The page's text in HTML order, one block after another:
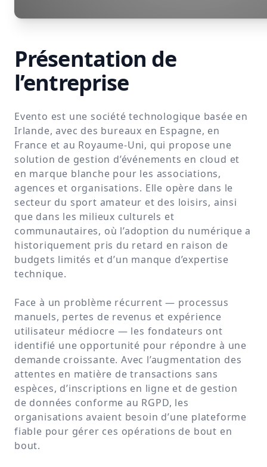
Présentation de
l’entreprise
Evento est une société technologique basée en
Irlande, avec des bureaux en Espagne, en
France et au Royaume-Uni, qui propose une
solution de gestion d’événements en cloud et
en marque blanche pour les associations,
agences et organisations. Elle opère dans le
secteur du sport amateur et des loisirs, ainsi
que dans les milieux culturels et
communautaires, où l’adoption du numérique a
historiquement pris du retard en raison de
budgets limités et d’un manque d’expertise
technique.
Face à un problème récurrent — processus
manuels, pertes de revenus et expérience
utilisateur médiocre — les fondateurs ont
identifié une opportunité pour répondre à une
demande croissante. Avec l’augmentation des
attentes en matière de transactions sans
espèces, d’inscriptions en ligne et de gestion
de données conforme au RGPD, les
organisations avaient besoin d’une plateforme
fiable pour gérer ces opérations de bout en
bout.